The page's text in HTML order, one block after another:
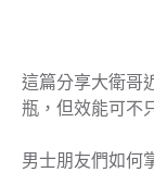
這篇分享大衛哥
瓶，但效能可不
男士朋友們如何